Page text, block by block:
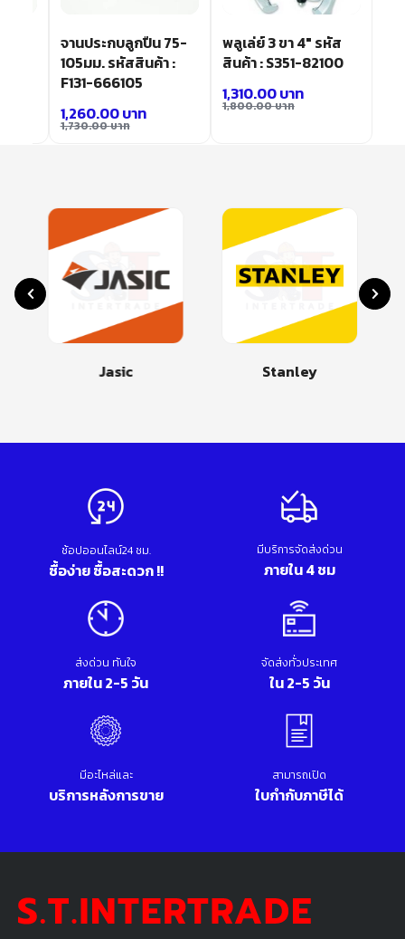
จานประกบลูกปืน 75-
105มม. รหัสสินค้า :
F131-666105
1,730.00บาท
1,260.00บาท
พลูเล่ย์ 3 ขา 4″ รหัส
สินค้า : S351-82100
1,800.00บาท
1,310.00บาท
Jasic Stanley
ช้อปออนไลน์24 ชม.
ซื้อง่าย ซื้อสะดวก !!
มีบริการจัดส่งด่วน
ภายใน 4 ชม
ส่งด่วน ทันใจ
ภายใน 2-5 วัน
จัดส่งทั่วประเทศ
ใน 2-5 วัน
มีอะไหล่และ
บริการหลังการขาย
สามารถเปิด
ใบกำกับภาษีได้